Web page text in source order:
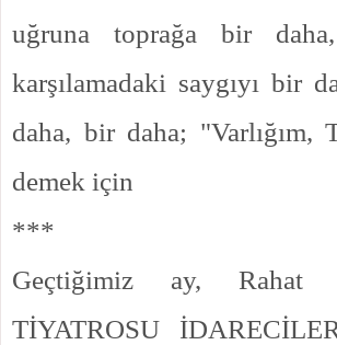
uğruna toprağa bir
karşılamadaki saygıyı bir
daha, bir daha; "Varlığım,
demek için
***
Geçtiğimiz ay, Rahat
TİYATROSU